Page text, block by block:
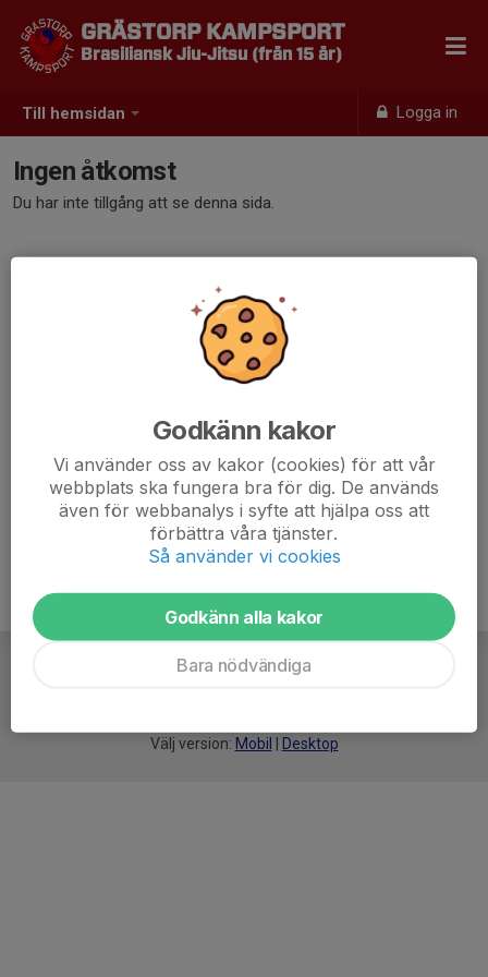
Till hemsidan Logga in
GRÄSTORP KAMPSPORT
Brasiliansk Jiu-Jitsu (från 15 år)
Ingen åtkomst
Du har inte tillgång att se denna sida.
Välj version: Mobil Desktop
Godkänn kakor
Vi använder oss av kakor (cookies) för att vår
webbplats ska fungera bra för dig. De används
även för webbanalys i syfte att hjälpa oss att
förbättra våra tjänster.
Så använder vi cookies
Godkänn alla kakor
Bara nödvändiga